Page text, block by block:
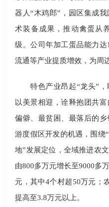
器人“木鸡郎”，园区集成
术装备成果，推动禽蛋从
级。公司年加工蛋品能力达
流通等产业提质增效，为周
特色产业昂起“龙头”，
以美景相迎，诠释抱团共
偏僻、最贫困、最落后的
游度假区开发的机遇，围绕
地”发展定位，全域推进农
由800多万元增长至9000多
元，其中4个村超50万元；
提高至3.8万元以上。